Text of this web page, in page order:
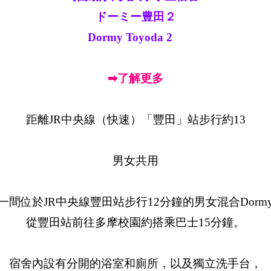
ドーミー豊田２
Dormy Toyoda 2
➡了解更多
距離JR中央線（快速）「豐田」站步行約13
男女共用
間位於JR中央線豐田站步行12分鐘的男女混合
從豐田站前往多摩校園約搭乘巴士15分鐘。
宿舍內設有分開的浴室和廁所，以及獨立洗手台，